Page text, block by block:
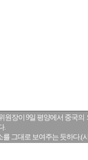
원장이 9일 평양에서 중국의
.
그대로 보여주는 듯하다.(